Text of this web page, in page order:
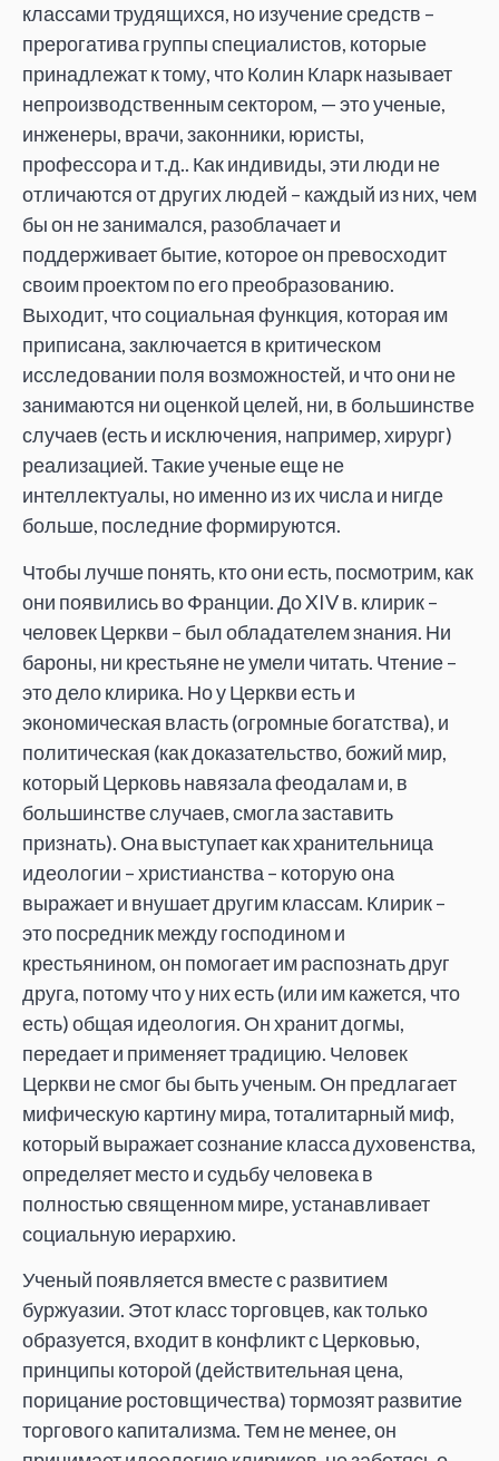
классами трудящихся, но изучение средств –
прерогатива группы специалистов, которые
принадлежат к тому, что Колин Кларк называет
непроизводственным сектором, — это ученые,
инженеры, врачи, законники, юристы,
профессора и т.д.. Как индивиды, эти люди не
отличаются от других людей – каждый из них, чем
бы он не занимался, разоблачает и
поддерживает бытие, которое он превосходит
своим проектом по его преобразованию.
Выходит, что социальная функция, которая им
приписана, заключается в критическом
исследовании поля возможностей, и что они не
занимаются ни оценкой целей, ни, в большинстве
случаев (есть и исключения, например, хирург)
реализацией. Такие ученые еще не
интеллектуалы, но именно из их числа и нигде
больше, последние формируются.
Чтобы лучше понять, кто они есть, посмотрим, как
они появились во Франции. До XIV в. клирик –
человек Церкви – был обладателем знания. Ни
бароны, ни крестьяне не умели читать. Чтение –
это дело клирика. Но у Церкви есть и
экономическая власть (огромные богатства), и
политическая (как доказательство, божий мир,
который Церковь навязала феодалам и, в
большинстве случаев, смогла заставить
признать). Она выступает как хранительница
идеологии – христианства – которую она
выражает и внушает другим классам. Клирик –
это посредник между господином и
крестьянином, он помогает им распознать друг
друга, потому что у них есть (или им кажется, что
есть) общая идеология. Он хранит догмы,
передает и применяет традицию. Человек
Церкви не смог бы быть ученым. Он предлагает
мифическую картину мира, тоталитарный миф,
который выражает сознание класса духовенства,
определяет место и судьбу человека в
полностью священном мире, устанавливает
социальную иерархию.
Ученый появляется вместе с развитием
буржуазии. Этот класс торговцев, как только
образуется, входит в конфликт с Церковью,
принципы которой (действительная цена,
порицание ростовщичества) тормозят развитие
торгового капитализма. Тем не менее, он